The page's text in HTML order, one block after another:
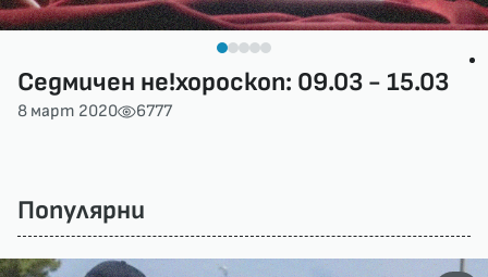
Седмичен не!хороскоп: 09.03 - 15.03
8 март 2020 6777
Популярни